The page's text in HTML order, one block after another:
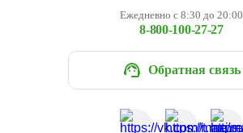
Ежедневно с 8:30 до 20:00
8-800-100-27-27
Обратная связь